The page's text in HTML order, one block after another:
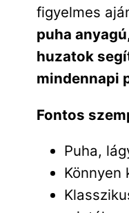
figyelmes
puha
huzatok
mindennapi
Fontos
Puha,
Könnyen